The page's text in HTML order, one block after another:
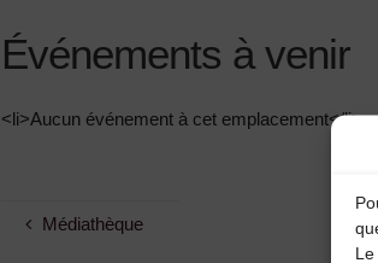
Événements à venir
<li>Aucun événement à cet emplacement</li>
Médiathèque